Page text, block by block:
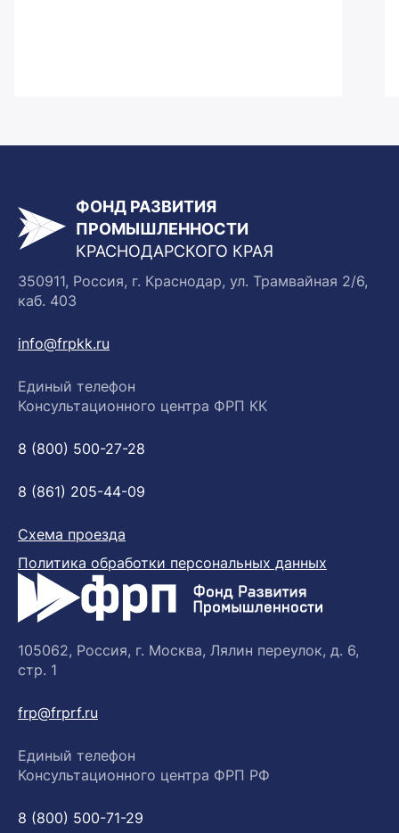
ФОНД РАЗВИТИЯ
ПРОМЫШЛЕННОСТИ
КРАСНОДАРСКОГО КРАЯ
350911, Россия, г. Краснодар, ул. Трамвайная 2/6,
каб. 403
info@frpkk.ru
Единый телефон
Консультационного центра ФРП КК
8 (800) 500-27-28
8 (861) 205-44-09
Схема проезда
Политика обработки персональных данных
105062, Россия, г. Москва, Лялин переулок, д. 6,
стр. 1
frp@frprf.ru
Единый телефон
Консультационного центра ФРП РФ
8 (800) 500-71-29